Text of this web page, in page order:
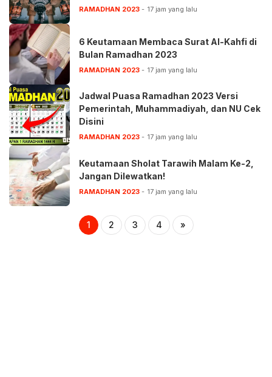
RAMADHAN 2023 17 jam yang lalu
6 Keutamaan Membaca Surat Al-Kahfi di
Bulan Ramadhan 2023
RAMADHAN 2023 17 jam yang lalu
Jadwal Puasa Ramadhan 2023 Versi
Pemerintah, Muhammadiyah, dan NU Cek
Disini
RAMADHAN 2023 17 jam yang lalu
Keutamaan Sholat Tarawih Malam Ke-2,
Jangan Dilewatkan!
RAMADHAN 2023 17 jam yang lalu
1 2 3 4 »